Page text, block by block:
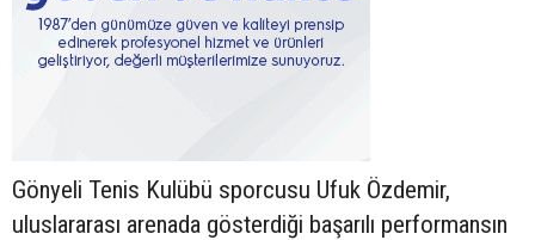
Gönyeli Tenis Kulübü sporcusu Ufuk Özdemir,
uluslararası arenada gösterdiği başarılı performansın